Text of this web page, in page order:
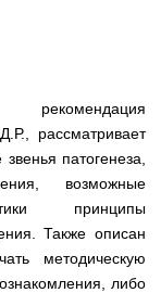
рекомендация
рассматривает
патогенеза,
возможные
принципы
Также описан
методическую
либо